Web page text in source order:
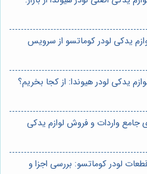
یدکی لودر کوماتسو از سرویس
یدکی لودر هیوندا: از کجا بخریم؟
جامع واردات و فروش لوازم یدکی
لودر کوماتسو: بررسی اجزا و